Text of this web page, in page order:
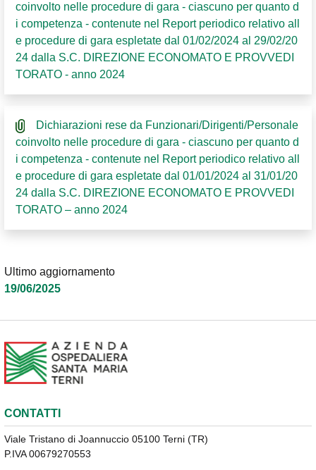
coinvolto nelle procedure di gara - ciascuno per quanto d
i competenza - contenute nel Report periodico relativo all
e procedure di gara espletate dal 01/02/2024 al 29/02/20
24 dalla S.C. DIREZIONE ECONOMATO E PROVVEDI
TORATO - anno 2024
Dichiarazioni rese da Funzionari/Dirigenti/Personale
coinvolto nelle procedure di gara - ciascuno per quanto d
i competenza - contenute nel Report periodico relativo all
e procedure di gara espletate dal 01/01/2024 al 31/01/20
24 dalla S.C. DIREZIONE ECONOMATO E PROVVEDI
TORATO – anno 2024
Ultimo aggiornamento
19/06/2025
CONTATTI
Viale Tristano di Joannuccio 05100 Terni (TR)
P.IVA 00679270553